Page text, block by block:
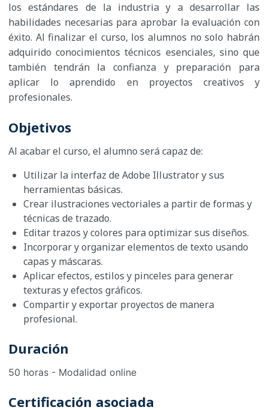
los estándares de la industria y a desarrollar las
habilidades necesarias para aprobar la evaluación con
éxito. Al finalizar el curso, los alumnos no solo habrán
adquirido conocimientos técnicos esenciales, sino que
también tendrán la confianza y preparación para
aplicar lo aprendido en proyectos creativos y
profesionales.
Objetivos
Al acabar el curso, el alumno será capaz de:
Utilizar la interfaz de Adobe Illustrator y sus
herramientas básicas.
Crear ilustraciones vectoriales a partir de formas y
técnicas de trazado.
Editar trazos y colores para optimizar sus diseños.
Incorporar y organizar elementos de texto usando
capas y máscaras.
Aplicar efectos, estilos y pinceles para generar
texturas y efectos gráficos.
Compartir y exportar proyectos de manera
profesional.
Duración
50 horas - Modalidad online
Certificación asociada